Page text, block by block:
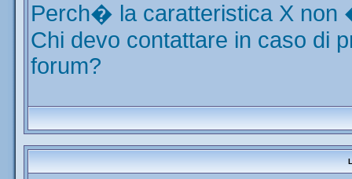
Perch� la caratteristica X non
Chi devo contattare in caso di
forum?